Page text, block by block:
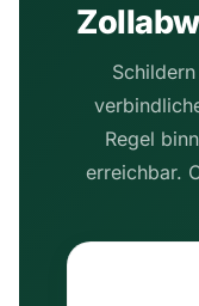
Regel
erreichbar.